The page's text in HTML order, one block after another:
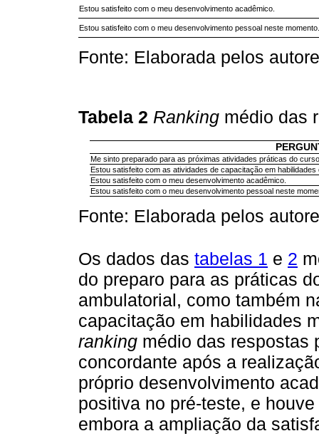
Estou satisfeito com o meu desenvolvimento acadêmico.
Estou satisfeito com o meu desenvolvimento pessoal neste momento.
Fonte: Elaborada pelos
Tabela 2 Ranking médio das
Me sinto preparado para as próximas atividades práticas do
Estou satisfeito com as atividades de capacitação em
Estou satisfeito com o meu desenvolvimento acadêmico.
Estou satisfeito com o meu desenvolvimento pessoal neste
Fonte: Elaborada pelos
Os dados das tabelas 1 e 2
do preparo para as práticas
ambulatorial, como também
capacitação em habilidades
ranking médio das respostas
concordante após a
próprio desenvolvimento
positiva no pré-teste, e
embora a ampliação da